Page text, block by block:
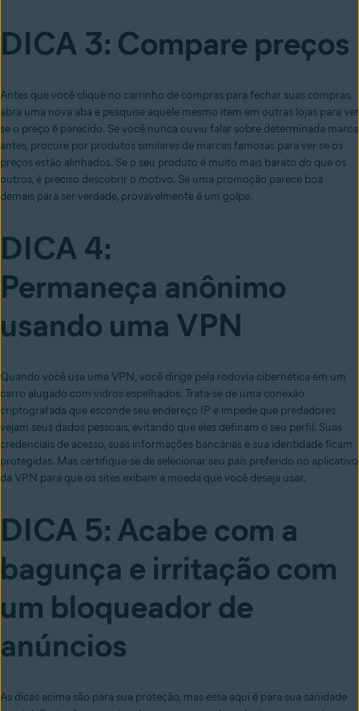
DICA 3: Compare preços
Antes que você clique no carrinho de compras para fechar suas compras,
abra uma nova aba e pesquise aquele mesmo item em outras lojas para ver
se o preço é parecido. Se você nunca ouviu falar sobre determinada marca
antes, procure por produtos similares de marcas famosas para ver se os
preços estão alinhados. Se o seu produto é muito mais barato do que os
outros, é preciso descobrir o motivo. Se uma promoção parece boa
demais para ser verdade, provavelmente é um golpe.
DICA 4:
Permaneça anônimo
usando uma VPN
Quando você usa uma VPN, você dirige pela rodovia cibernética em um
carro alugado com vidros espelhados. Trata-se de uma conexão
criptografada que esconde seu endereço IP e impede que predadores
vejam seus dados pessoais, evitando que eles definam o seu perfil. Suas
credenciais de acesso, suas informações bancárias e sua identidade ficam
protegidas. Mas certifique-se de selecionar seu país preferido no aplicativo
da VPN para que os sites exibam a moeda que você deseja usar.
DICA 5: Acabe com a
bagunça e irritação com
um bloqueador de
anúncios
As dicas acima são para sua proteção, mas essa aqui é para sua sanidade